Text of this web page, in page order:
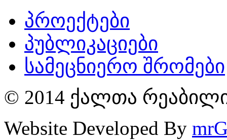
პროექტები
პუბლიკაციები
სამეცნიერო შრომები
© 2014 ქალთა
Website Developed By